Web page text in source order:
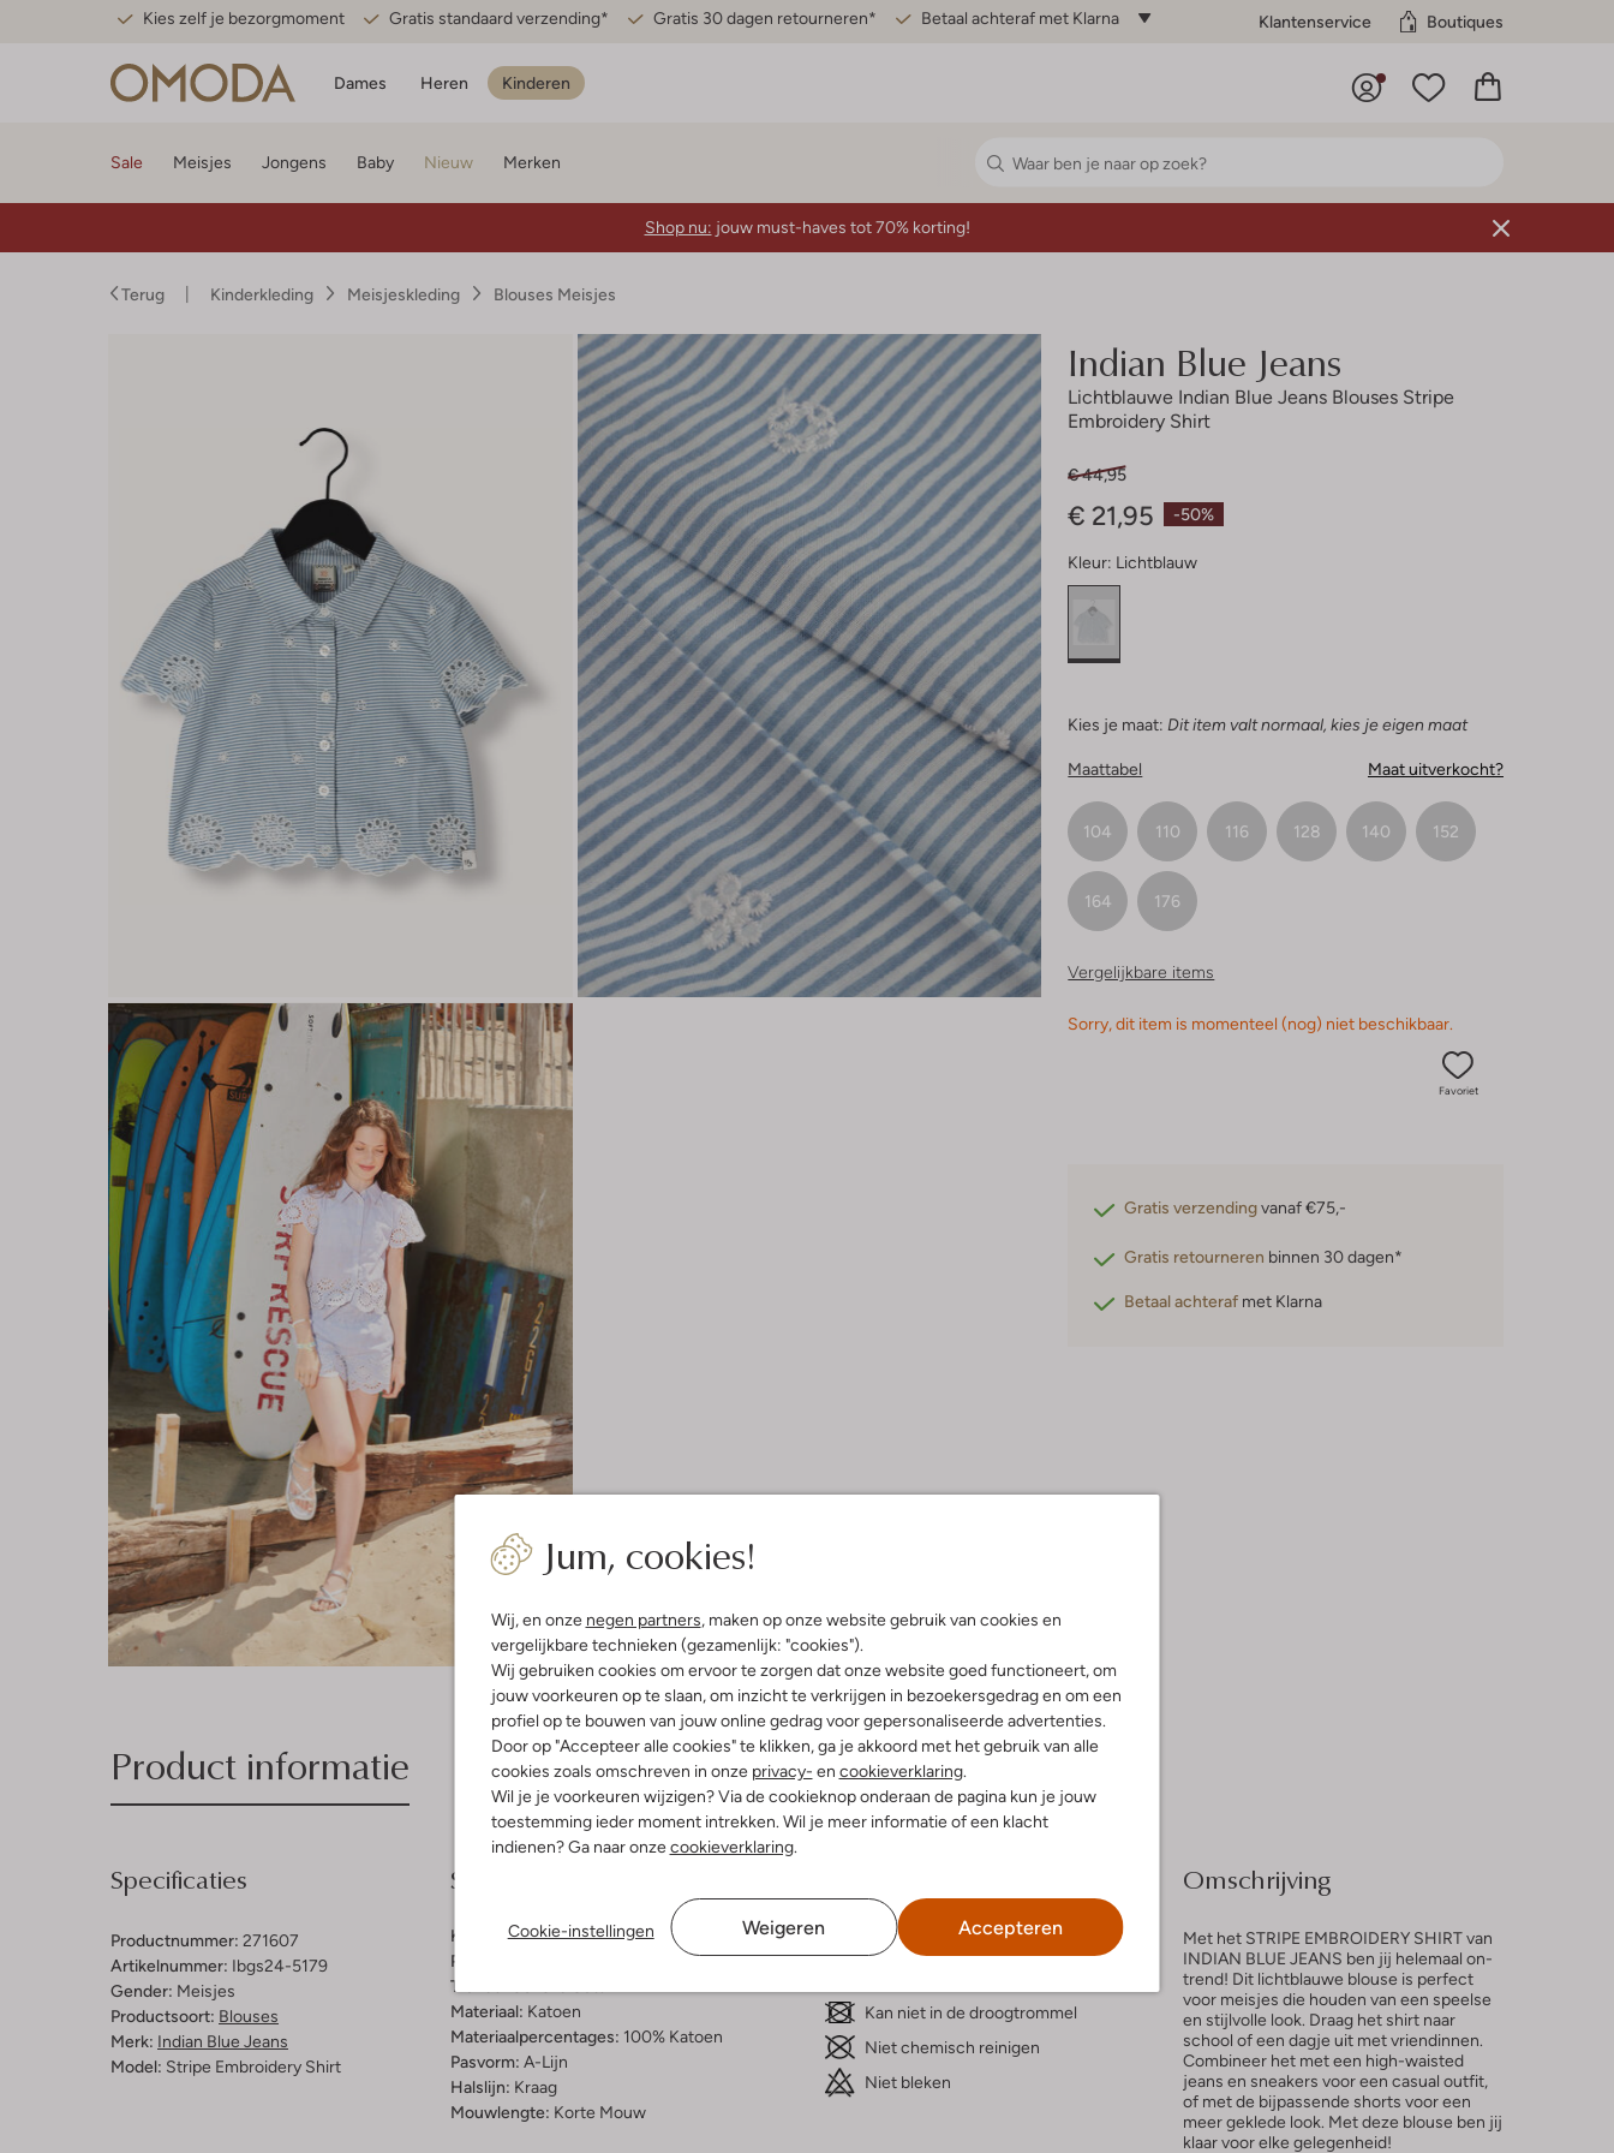
Kies zelf je bezorgmoment Gratis standaard verzending* Gratis 30 dagen retourneren* Betaal achteraf met Klarna Klantenservice Boutiques
Dames Heren Kinderen
Jum, cookies!
Wij, en onze negen partners, maken op onze website gebruik van cookies en
vergelijkbare technieken (gezamenlijk: "cookies").
Wij gebruiken cookies om ervoor te zorgen dat onze website goed functioneert, om
jouw voorkeuren op te slaan, om inzicht te verkrijgen in bezoekersgedrag en om een
profiel op te bouwen van jouw online gedrag voor gepersonaliseerde advertenties.
Door op "Accepteer alle cookies" te klikken, ga je akkoord met het gebruik van alle
cookies zoals omschreven in onze privacy- en cookieverklaring.
Wil je je voorkeuren wijzigen? Via de cookieknop onderaan de pagina kun je jouw
toestemming ieder moment intrekken. Wil je meer informatie of een klacht
indienen? Ga naar onzecookieverklaring.
Cookie-instellingen Weigeren Accepteren
Sale Meisjes Jongens Baby Nieuw Merken
Shop nu: jouw must-haves tot 70% korting!
Terug Kinderkleding Meisjeskleding Blouses Meisjes
Indian Blue Jeans
Lichtblauwe Indian Blue Jeans Blouses Stripe
Embroidery Shirt
-50%
€ 44,95
€ 21,95
Kleur: Lichtblauw
Kies je maat: Dit item valt normaal, kies je eigen maat
Maattabel Maat uitverkocht?
104 110 116 128 140 152
164 176
Vergelijkbare items
Sorry, dit item is momenteel (nog) niet beschikbaar.
Favoriet
Gratis verzendingvanaf €75,-
Gratis retourneren binnen 30 dagen*
Betaal achteraf met Klarna
Product informatie Bezorgen & retourneren
Specificaties
Productnummer: 271607
Artikelnummer: Ibgs24-5179
Gender: Meisjes
Productsoort: Blouses
Merk: Indian Blue Jeans
Model: Stripe Embroidery Shirt
Samenstelling & Pasvorm
Kleur:
Lichtblauw
Patroon:
Trends:
Materiaal: Katoen
Materiaalpercentages: 100% Katoen
Pasvorm: A-Lijn
Halslijn: Kraag
Mouwlengte: Korte Mouw
Beperkt wassen op 30 °C
Kan niet in de droogtrommel
Niet chemisch reinigen
Niet bleken
Omschrijving
Met het STRIPE EMBROIDERY SHIRT van
INDIAN BLUE JEANS ben jij helemaal on-
trend! Dit lichtblauwe blouse is perfect
voor meisjes die houden van een speelse
en stijlvolle look. Draag het shirt naar
school of een dagje uit met vriendinnen.
Combineer het met een high-waisted
jeans en sneakers voor een casual outfit,
of met de bijpassende shorts voor een
meer geklede look. Met deze blouse ben jij
klaar voor elke gelegenheid!